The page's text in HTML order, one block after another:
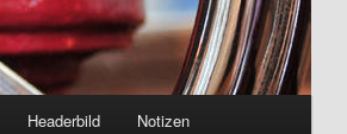
Headerbild Notizen